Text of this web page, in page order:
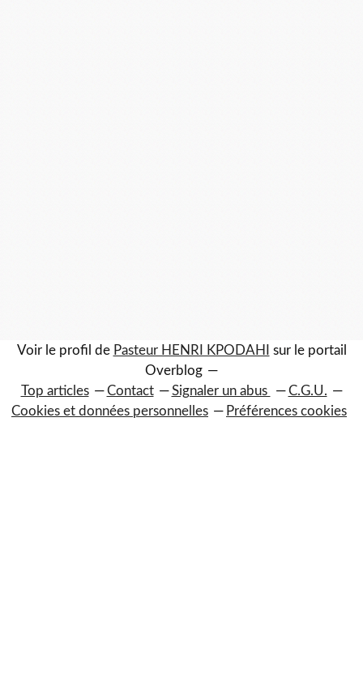
Voir le profil de Pasteur HENRI KPODAHI
sur le portail
Overblog
Top articles
Contact Signaler un abus
C.G.U.
Cookies et données personnelles
Préférences cookies